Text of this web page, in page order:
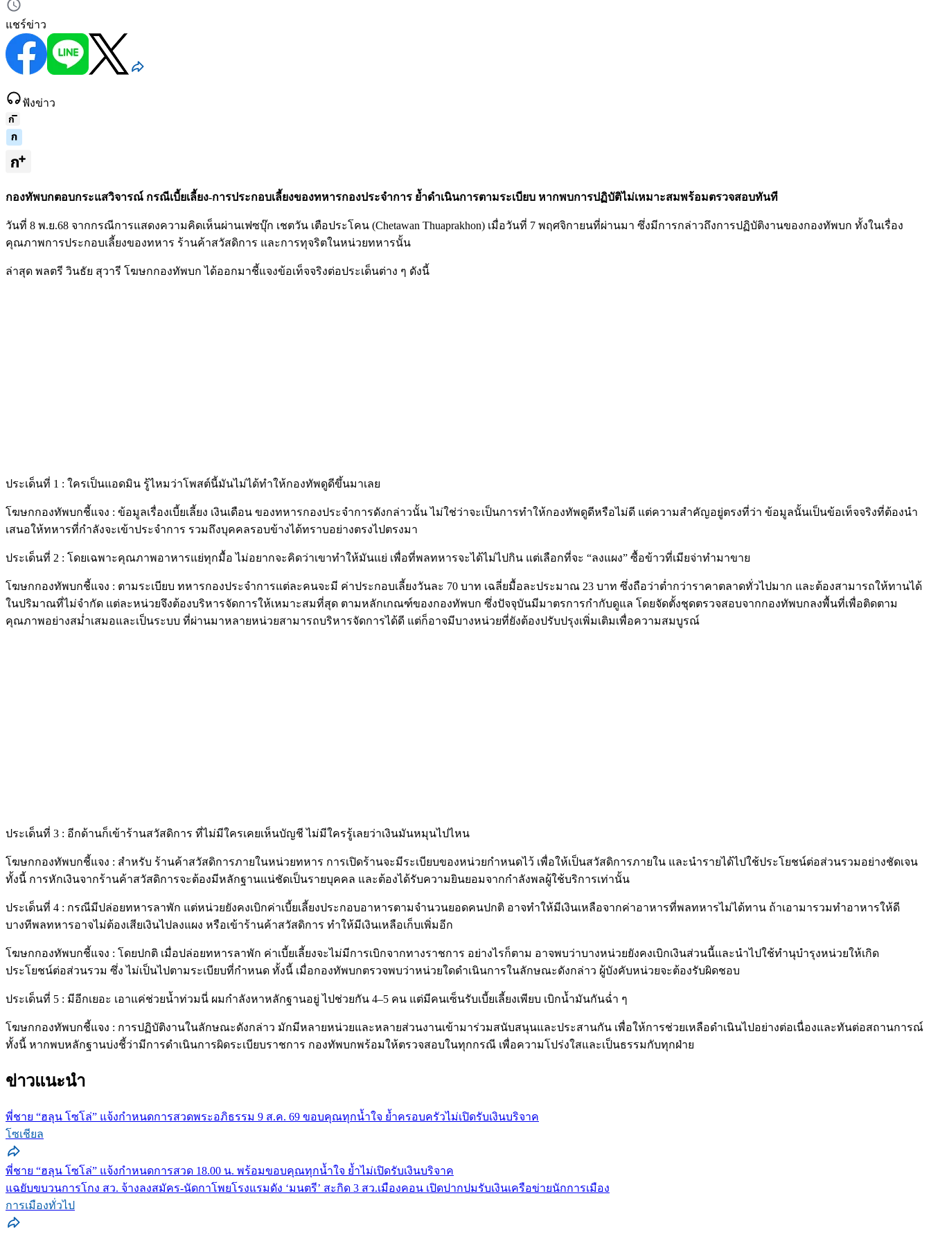
แชร์ข่าว
ฟังข่าว
กองทัพบกตอบกระแสวิจารณ์ กรณีเบี้ยเลี้ยง-การประกอบเลี้ยงของทหารกองประจำการ ย้ำดำเนินการตามระเบียบ หากพบการปฏิบัติไม่เหมาะสมพร้อมตรวจสอบทันที
วันที่ 8 พ.ย.68 จากกรณีการแสดงความคิดเห็นผ่านเฟซบุ๊ก เชตวัน เตือประโคน (Chetawan Thuaprakhon) เมื่อวันที่ 7 พฤศจิกายนที่ผ่านมา ซึ่งมีการกล่าวถึงการปฏิบัติงานของกองทัพบก ทั้งในเรื่อง
คุณภาพการประกอบเลี้ยงของทหาร ร้านค้าสวัสดิการ และการทุจริตในหน่วยทหารนั้น
ล่าสุด พลตรี วินธัย สุวารี โฆษกกองทัพบก ได้ออกมาชี้แจงข้อเท็จจริงต่อประเด็นต่าง ๆ ดังนี้
ประเด็นที่ 1 : ใครเป็นแอดมิน รู้ไหมว่าโพสต์นี้มันไม่ได้ทำให้กองทัพดูดีขึ้นมาเลย
โฆษกกองทัพบกชี้แจง : ข้อมูลเรื่องเบี้ยเลี้ยง เงินเดือน ของทหารกองประจำการดังกล่าวนั้น ไม่ใช่ว่าจะเป็นการทำให้กองทัพดูดีหรือไม่ดี แต่ความสำคัญอยู่ตรงที่ว่า ข้อมูลนั้นเป็นข้อเท็จจริงที่ต้องนำ
เสนอให้ทหารที่กำลังจะเข้าประจำการ รวมถึงบุคคลรอบข้างได้ทราบอย่างตรงไปตรงมา
ประเด็นที่ 2 : โดยเฉพาะคุณภาพอาหารแย่ทุกมื้อ ไม่อยากจะคิดว่าเขาทำให้มันแย่ เพื่อที่พลทหารจะได้ไม่ไปกิน แต่เลือกที่จะ “ลงแผง” ซื้อข้าวที่เมียจ่าทำมาขาย
โฆษกกองทัพบกชี้แจง : ตามระเบียบ ทหารกองประจำการแต่ละคนจะมี ค่าประกอบเลี้ยงวันละ 70 บาท เฉลี่ยมื้อละประมาณ 23 บาท ซึ่งถือว่าต่ำกว่าราคาตลาดทั่วไปมาก และต้องสามารถให้ทานได้
ในปริมาณที่ไม่จำกัด แต่ละหน่วยจึงต้องบริหารจัดการให้เหมาะสมที่สุด ตามหลักเกณฑ์ของกองทัพบก ซึ่งปัจจุบันมีมาตรการกำกับดูแล โดยจัดตั้งชุดตรวจสอบจากกองทัพบกลงพื้นที่เพื่อติดตาม
คุณภาพอย่างสม่ำเสมอและเป็นระบบ ที่ผ่านมาหลายหน่วยสามารถบริหารจัดการได้ดี แต่ก็อาจมีบางหน่วยที่ยังต้องปรับปรุงเพิ่มเติมเพื่อความสมบูรณ์
ประเด็นที่ 3 : อีกด้านก็เข้าร้านสวัสดิการ ที่ไม่มีใครเคยเห็นบัญชี ไม่มีใครรู้เลยว่าเงินมันหมุนไปไหน
โฆษกกองทัพบกชี้แจง : สำหรับ ร้านค้าสวัสดิการภายในหน่วยทหาร การเปิดร้านจะมีระเบียบของหน่วยกำหนดไว้ เพื่อให้เป็นสวัสดิการภายใน และนำรายได้ไปใช้ประโยชน์ต่อส่วนรวมอย่างชัดเจน
ทั้งนี้ การหักเงินจากร้านค้าสวัสดิการจะต้องมีหลักฐานแน่ชัดเป็นรายบุคคล และต้องได้รับความยินยอมจากกำลังพลผู้ใช้บริการเท่านั้น
ประเด็นที่ 4 : กรณีมีปล่อยทหารลาพัก แต่หน่วยยังคงเบิกค่าเบี้ยเลี้ยงประกอบอาหารตามจำนวนยอดคนปกติ อาจทำให้มีเงินเหลือจากค่าอาหารที่พลทหารไม่ได้ทาน ถ้าเอามารวมทำอาหารให้ดี
บางทีพลทหารอาจไม่ต้องเสียเงินไปลงแผง หรือเข้าร้านค้าสวัสดิการ ทำให้มีเงินเหลือเก็บเพิ่มอีก
โฆษกกองทัพบกชี้แจง : โดยปกติ เมื่อปล่อยทหารลาพัก ค่าเบี้ยเลี้ยงจะไม่มีการเบิกจากทางราชการ อย่างไรก็ตาม อาจพบว่าบางหน่วยยังคงเบิกเงินส่วนนี้และนำไปใช้ทำนุบำรุงหน่วยให้เกิด
ประโยชน์ต่อส่วนรวม ซึ่ง ไม่เป็นไปตามระเบียบที่กำหนด ทั้งนี้ เมื่อกองทัพบกตรวจพบว่าหน่วยใดดำเนินการในลักษณะดังกล่าว ผู้บังคับหน่วยจะต้องรับผิดชอบ
ประเด็นที่ 5 : มีอีกเยอะ เอาแค่ช่วยน้ำท่วมนี่ ผมกำลังหาหลักฐานอยู่ ไปช่วยกัน 4–5 คน แต่มีคนเซ็นรับเบี้ยเลี้ยงเพียบ เบิกน้ำมันกันฉ่ำ ๆ
โฆษกกองทัพบกชี้แจง : การปฏิบัติงานในลักษณะดังกล่าว มักมีหลายหน่วยและหลายส่วนงานเข้ามาร่วมสนับสนุนและประสานกัน เพื่อให้การช่วยเหลือดำเนินไปอย่างต่อเนื่องและทันต่อสถานการณ์
ทั้งนี้ หากพบหลักฐานบ่งชี้ว่ามีการดำเนินการผิดระเบียบราชการ กองทัพบกพร้อมให้ตรวจสอบในทุกกรณี เพื่อความโปร่งใสและเป็นธรรมกับทุกฝ่าย
ข่าวแนะนำ
พี่ชาย “ฮลุน โซโล่” แจ้งกำหนดการสวดพระอภิธรรม 9 ส.ค. 69 ขอบคุณทุกน้ำใจ ย้ำครอบครัวไม่เปิดรับเงินบริจาค
โซเชียล
พี่ชาย “ฮลุน โซโล่” แจ้งกำหนดการสวด 18.00 น. พร้อมขอบคุณทุกน้ำใจ ย้ำไม่เปิดรับเงินบริจาค
แฉยับขบวนการโกง สว. จ้างลงสมัคร-นัดกาโพยโรงแรมดัง ‘มนตรี’ สะกิด 3 สว.เมืองคอน เปิดปากปมรับเงินเครือข่ายนักการเมือง
การเมืองทั่วไป